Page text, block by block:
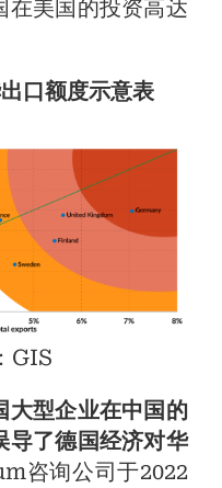
在美国的投资高达
口额度示意表
GIS
大型企业在中国的
导了德国经济对华
咨询公司于2022